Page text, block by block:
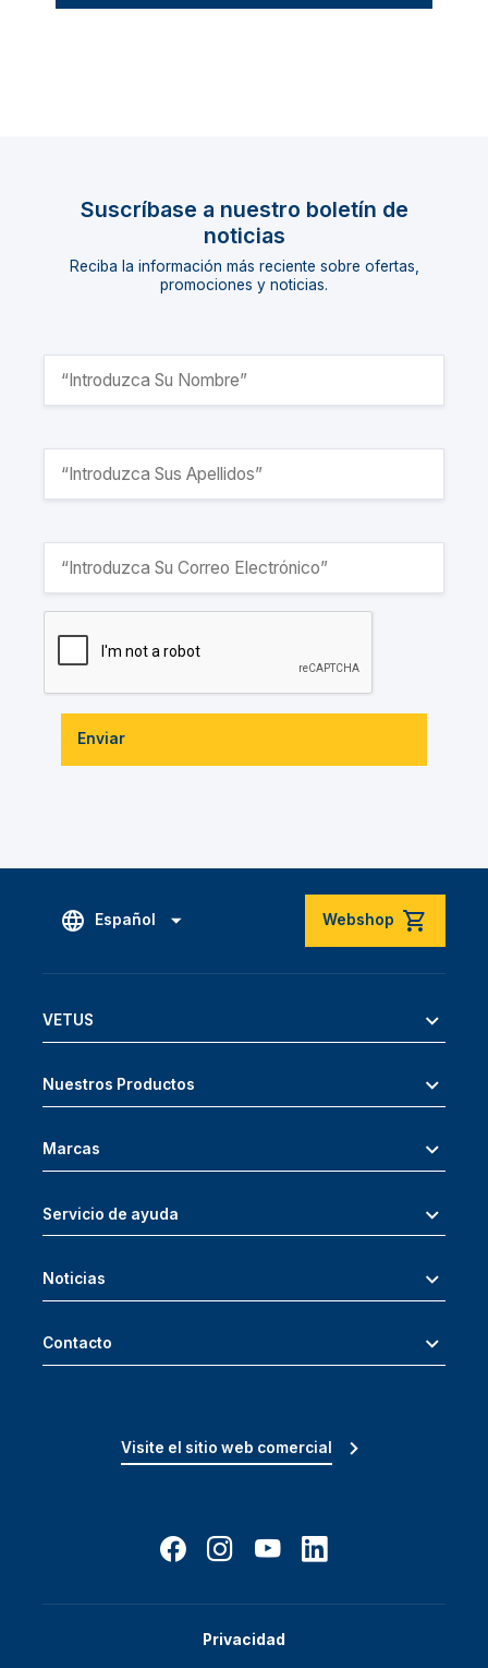
Suscríbase a nuestro boletín de
noticias
Reciba la información más reciente sobre ofertas,
promociones y noticias.
Enviar
Español Webshop
VETUS
Nuestros Productos
Marcas
Servicio de ayuda
Noticias
Contacto
Visite el sitio web comercial
Privacidad